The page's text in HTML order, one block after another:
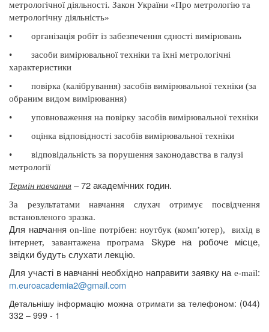
метрологічної діяльності. Закон України «Про метрологію та
метрологічну діяльність»
•
організація робіт із забезпечення єдності вимірювань
•
засоби вимірювальної техніки та їхні метрологічні
характеристики
•
повірка (калібрування) засобів вимірювальної техніки (за
обраним видом вимірювання)
•
уповноваження на повірку засобів вимірювальної техніки
•
оцінка відповідності засобів вимірювальної техніки
•
відповідальність за порушення законодавства в галузі
метрології
Термін навчання – 72 академічних годин.
За результатами навчання слухач отримує посвідчення
встановленого зразка.
Для навчання on-line потрібен: ноутбук (комп’ютер),
вихід в
інтернет, завантажена програма Skypeна робоче місце,
звідки будуть слухати лекцію.
Для участі в навчанні необхідно направити заявку на e-mail:
m.euroacademia2@gmail.com
Детальнішу інформацію можна отримати за телефоном: (044)
332 – 999 - 1